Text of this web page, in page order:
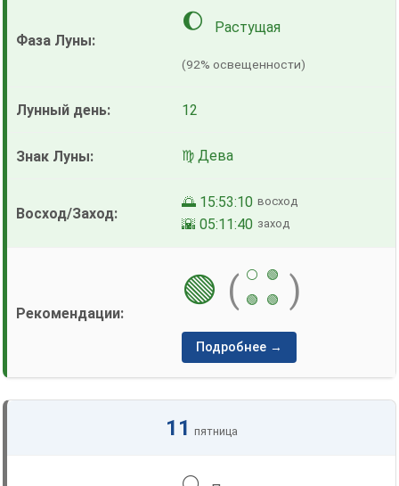
🌔 Растущая
(92% освещенности)
12
♍ Дева
🌅 15:53:10 восход
🌇 05:11:40 заход
🟢 ( ⚪
🟢
🟢
🟢 )
Подробнее →
11 пятница